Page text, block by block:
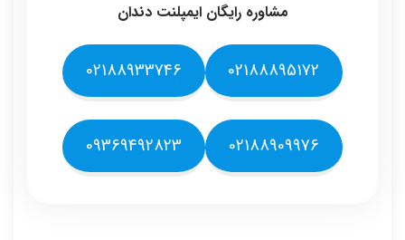
مشاوره رایگان ایمپلنت دندان
02188895172
02188933746
02188909976
09369492823